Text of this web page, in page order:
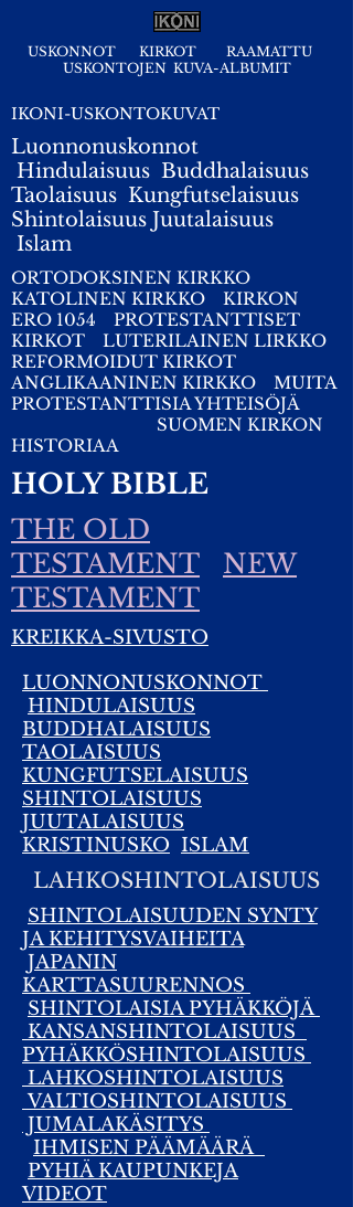
USKONNOT KIRKOT
RAAMATTU
USKONTOJEN KUVA-ALBUMIT
IKONI-USKONTOKUVAT
Luonnonuskonnot
Hindulaisuus Buddhalaisuus
Taolaisuus Kungfutselaisuus
Shintolaisuus Juutalaisuus
Islam
ORTODOKSINEN KIRKKO
KATOLINEN KIRKKO
KIRKON
ERO 1054
PROTESTANTTISET
KIRKOT
LUTERILAINEN LIRKKO
REFORMOIDUT KIRKOT
ANGLIKAANINEN KIRKKO
MUITA
PROTESTANTTISIA YHTEISÖJÄ
SUOMEN KIRKON
HISTORIAA
HOLY BIBLE
THE OLD
TESTAMENT
NEW
TESTAMENT
KREIKKA-SIVUSTO
LUONNONUSKONNOT
HINDULAISUUS
BUDDHALAISUUS
TAOLAISUUS
KUNGFUTSELAISUUS
SHINTOLAISUUS
JUUTALAISUUS
KRISTINUSKO ISLAM
LAHKOSHINTOLAISUUS
SHINTOLAISUUDEN SYNTY
JA KEHITYSVAIHEITA
JAPANIN
KARTTASUURENNOS
SHINTOLAISIA PYHÄKKÖJÄ
KANSANSHINTOLAISUUS
PYHÄKKÖSHINTOLAISUUS
LAHKOSHINTOLAISUUS
VALTIOSHINTOLAISUUS
JUMALAKÄSITYS
IHMISEN PÄÄMÄÄRÄ
PYHIÄ KAUPUNKEJA
VIDEOT